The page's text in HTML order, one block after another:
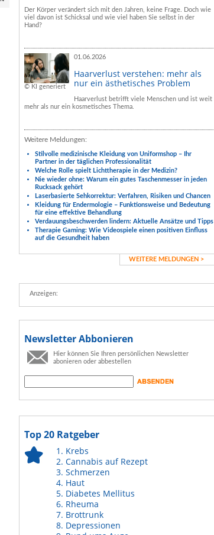
Der Körper verändert sich mit den Jahren, keine Frage. Doch wie
viel davon ist Schicksal und wie viel haben Sie selbst in der
Hand?
© KI generiert
01.06.2026
Haarverlust verstehen: mehr als
nur ein ästhetisches Problem
Haarverlust betrifft viele Menschen und ist weit
mehr als nur ein kosmetisches Thema.
Weitere Meldungen:
Stilvolle medizinische Kleidung von Uniformshop – Ihr
Partner in der täglichen Professionalität
Welche Rolle spielt Lichttherapie in der Medizin?
Nie wieder ohne: Warum ein gutes Taschenmesser in jeden
Rucksack gehört
Laserbasierte Sehkorrektur: Verfahren, Risiken und Chancen
Kleidung für Endermologie – Funktionsweise und Bedeutung
für eine effektive Behandlung
Verdauungsbeschwerden lindern: Aktuelle Ansätze und Tipps
Therapie Gaming: Wie Videospiele einen positiven Einfluss
auf die Gesundheit haben
WEITERE MELDUNGEN >
Anzeigen:
Newsletter Abbonieren
Hier können Sie Ihren persönlichen Newsletter
abonieren oder abbestellen
Top 20 Ratgeber
Krebs
Cannabis auf Rezept
Schmerzen
Haut
Diabetes Mellitus
Rheuma
Brottrunk
Depressionen